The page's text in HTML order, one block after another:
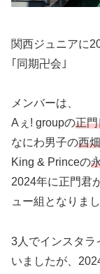
関西ジュニアに
｢同期卍会｣
メンバーは、
Aぇ! groupの正
なにわ男子の西
King & Princeの
2024年に正門君
ュー組となりまし
3人でインスタラ
いましたが、